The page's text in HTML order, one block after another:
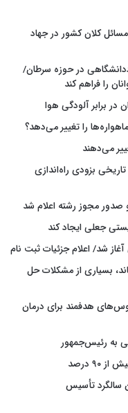
کلان کشور در جهاد
در حوزه سرطان/
را فراهم کند
در برابر آلودگی هوا
را تغییر می‌دهد؟
می‌دهند
بزودی راه‌اندازی
مجوز رشته اعلام شد
جعلی ایجاد کند
شد/ اعلام جزئیات ثبت نام
بسیاری از مشکلات حل
هدفمند برای درمان
به رئیس‌جمهور
درصد
سالگرد تأسیس